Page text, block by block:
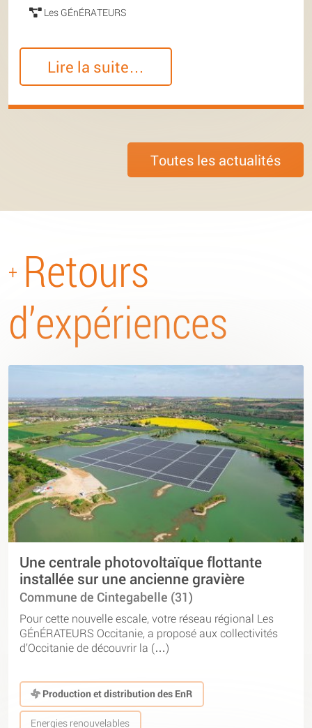
Les GÉnÉRATEURS
Lire la suite…
Toutes les actualités
+ Retours
d’expériences
Une centrale photovoltaïque flottante
installée sur une ancienne gravière
Commune de Cintegabelle (31)
Pour cette nouvelle escale, votre réseau régional Les
GÉnÉRATEURS Occitanie, a proposé aux collectivités
d’Occitanie de découvrir la (…)
Production et distribution des EnR
Energies renouvelables